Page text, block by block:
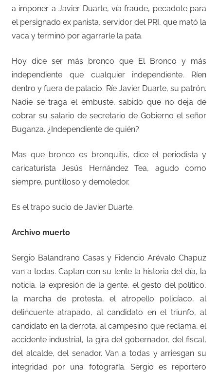
a imponer a Javier Duarte, vía fraude, pecadote para
el persignado ex panista, servidor del PRI, que mató la
vaca y terminó por agarrarle la pata.
Hoy dice ser más bronco que El Bronco y más
independiente que cualquier independiente. Ríen
dentro y fuera de palacio. Ríe Javier Duarte, su patrón.
Nadie se traga el embuste, sabido que no deja de
cobrar su salario de secretario de Gobierno el señor
Buganza. ¿Independiente de quién?
Mas que bronco es bronquitis, dice el periodista y
caricaturista Jesús Hernández Tea, agudo como
siempre, puntilloso y demoledor.
Es el trapo sucio de Javier Duarte.
Archivo muerto
Sergio Balandrano Casas y Fidencio Arévalo Chapuz
van a todas. Captan con su lente la historia del día, la
noticia, la expresión de la gente, el gesto del político,
la marcha de protesta, el atropello policíaco, al
delincuente atrapado, al candidato en el triunfo, al
candidato en la derrota, al campesino que reclama, el
accidente industrial, la gira del gobernador, del fiscal,
del alcalde, del senador. Van a todas y arriesgan su
integridad por una fotografía. Sergio es reportero